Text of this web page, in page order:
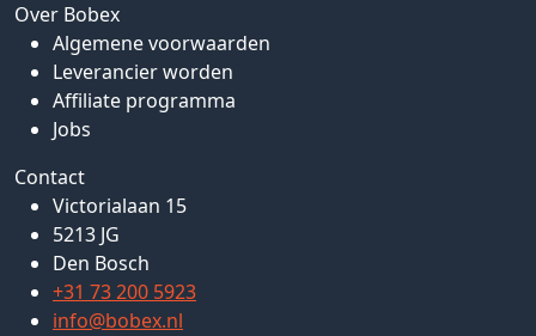
Over Bobex
Algemene voorwaarden
Leverancier worden
Affiliate programma
Jobs
Contact
Victorialaan 15
5213 JG
Den Bosch
+31 73 200 5923
info@bobex.nl